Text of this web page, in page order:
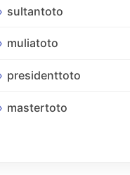
sultantoto
muliatoto
presidenttoto
mastertoto